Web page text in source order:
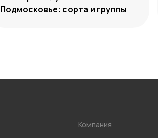
Подмосковье: сорта и группы
Компания